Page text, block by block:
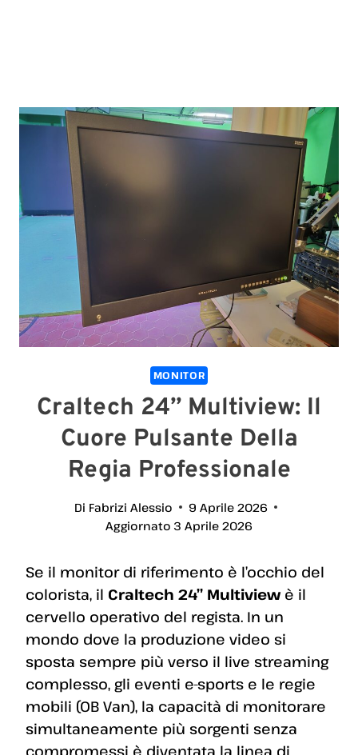
MONITOR
Craltech 24” Multiview: Il
Cuore Pulsante Della
Regia Professionale
Di Fabrizi Alessio
9 Aprile 2026
Aggiornato 3 Aprile 2026
Se il monitor di riferimento è l’occhio del
colorista, il Craltech 24” Multiview è il
cervello operativo del regista. In un
mondo dove la produzione video si
sposta sempre più verso il live streaming
complesso, gli eventi e-sports e le regie
mobili (OB Van), la capacità di monitorare
simultaneamente più sorgenti senza
compromessi è diventata la linea di